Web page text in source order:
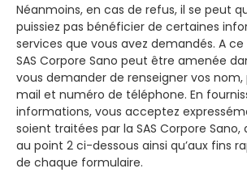
Néanmoins, en cas de refus, il se peut
puissiez pas bénéficier de certaines
services que vous avez demandés. A
SAS Corpore Sano peut être amenée
vous demander de renseigner vos nom,
mail et numéro de téléphone. En
informations, vous acceptez
soient traitées par la SAS Corpore Sano,
au point 2 ci-dessous ainsi qu’aux fins
de chaque formulaire.